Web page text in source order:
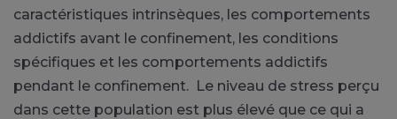
caractéristiques intrinsèques, les comportements
addictifs avant le confinement, les conditions
spécifiques et les comportements addictifs
pendant le confinement. Le niveau de stress perçu
dans cette population est plus élevé que ce qui a